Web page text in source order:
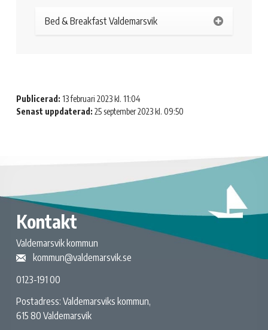
Bed & Breakfast Valdemarsvik
Publicerad: 13 februari 2023 kl. 11:04
Senast uppdaterad: 25 september 2023 kl. 09:50
Kontakt
Valdemarsvik kommun
kommun@valdemarsvik.se
0123-191 00
Postadress: Valdemarsviks kommun,
615 80 Valdemarsvik